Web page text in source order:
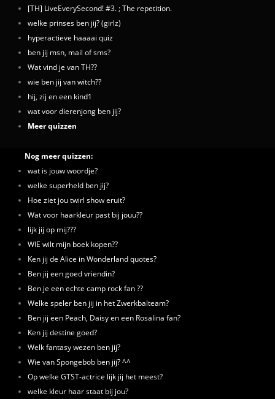
[TH] LiveEverySecond! #3. ; The repetition.
welke prinses ben jij? (girlz)
hyperactieve haaaai quiz
ben jij msn, mail of sms?
Wat vind je van TH??
wie ben jij van witch??
hij, zij en een kind1
wat voor dierenjong ben jij?
Meer quizzen
Nog meer quizzen:
wat is jouw woordje?
welke superheld ben jij?
Hoe ziet jou twirl show eruit?
Wat voor haarkleur past bij jouu??
lijk jij op mij???
WIE wilt mijn boek kopen??
Ken jij de Alice in Wonderland quotes?
Ben jij een goed vriendin?
Ben je een echte camp rock fan ??
Welke speler ben jij in het Zwerkbalteam?
Ben jij een Peach, Daisy en een Rosalina fan?
Ken jij destine goed?
Welk fantasy wezen ben jij?
Wie van Spongebob ben jij? ^^
Op welke GTST-actrice lijk jij het meest?
welke kleur haar staat bij jou?